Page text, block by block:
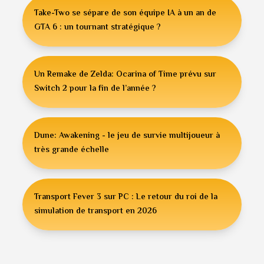
Take-Two se sépare de son équipe IA à un an de
GTA 6 : un tournant stratégique ?
Un Remake de Zelda: Ocarina of Time prévu sur
Switch 2 pour la fin de l’année ?
Dune: Awakening - le jeu de survie multijoueur à
très grande échelle
Transport Fever 3 sur PC : Le retour du roi de la
simulation de transport en 2026